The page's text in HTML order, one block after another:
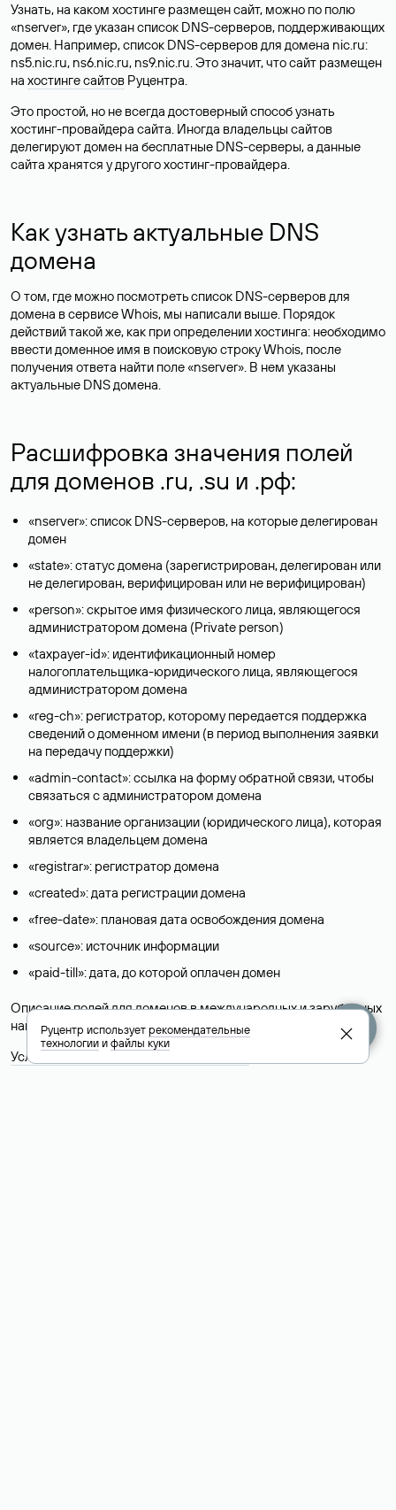
Узнать, на каком хостинге размещен сайт, можно по полю
«nserver», где указан список DNS-серверов, поддерживающих
домен. Например, список DNS-серверов для домена nic.ru:
ns5.nic.ru, ns6.nic.ru, ns9.nic.ru. Это значит, что сайт размещен
на хостинге сайтов Руцентра.
Это простой, но не всегда достоверный способ узнать
хостинг-провайдера сайта. Иногда владельцы сайтов
делегируют домен на бесплатные DNS-серверы, а данные
сайта хранятся у другого хостинг-провайдера.
Как узнать актуальные DNS
домена
О том, где можно посмотреть список DNS-серверов для
домена в сервисе Whois, мы написали выше. Порядок
действий такой же, как при определении хостинга: необходимо
ввести доменное имя в поисковую строку Whois, после
получения ответа найти поле «nserver». В нем указаны
актуальные DNS домена.
Расшифровка значения полей
для доменов .ru, .su и .рф:
«nserver»: список DNS-серверов, на которые делегирован
домен
«state»: статус домена (зарегистрирован, делегирован или
не делегирован, верифицирован или не верифицирован)
«person»: скрытое имя физического лица, являющегося
администратором домена (Privatе person)
«taxpayer-id»: идентификационный номер
налогоплательщика-юридического лица, являющегося
администратором домена
«reg-ch»: регистратор, которому передается поддержка
сведений о доменном имени (в период выполнения заявки
на передачу поддержки)
«admin-contact»: ссылка на форму обратной связи, чтобы
связаться с администратором домена
«org»: название организации (юридического лица), которая
является владельцем домена
«registrar»: регистратор домена
«created»: дата регистрации домена
«free-date»: плановая дата освобождения домена
«source»: источник информации
«paid-till»: дата, до которой оплачен домен
Описание полей для доменов в международных и зарубежных
национальных доменах представлены в разделе «
Помощь
Условия использования Whois-сервиса
Руцентр используетрекомендательные
технологииифайлы куки